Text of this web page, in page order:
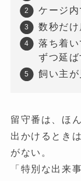
ケージ
数秒だ
落ち着
ずつ延ば
飼い主
留守番は、ほ
出かけるとき
がない。
「特別な出来